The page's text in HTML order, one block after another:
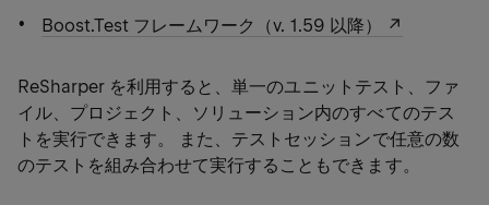
Boost.Test フレームワーク（v. 1.59 以降）
ReSharper を利用すると、単一のユニットテスト、ファ
イル、プロジェクト、ソリューション内のすべてのテス
トを実行できます。 また、テストセッションで任意の数
のテストを組み合わせて実行することもできます。